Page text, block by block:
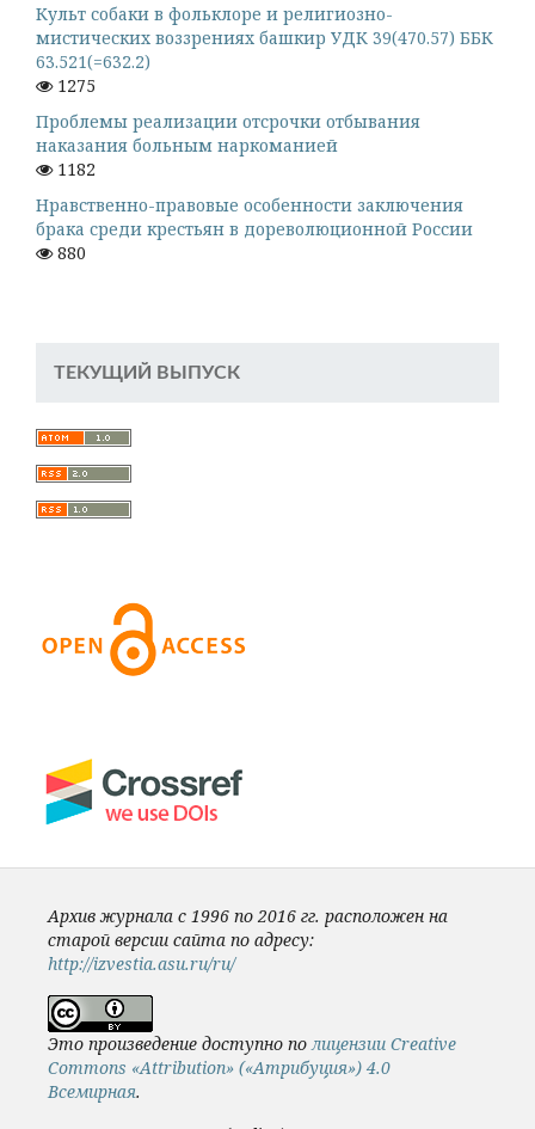
Культ собаки в фольклоре и религиозно-
мистических воззрениях башкир УДК 39(470.57) ББК
63.521(=632.2)
1275
Проблемы реализации отсрочки отбывания
наказания больным наркоманией
1182
Нравственно-правовые особенности заключения
брака среди крестьян в дореволюционной России
880
ТЕКУЩИЙ ВЫПУСК
Архив журнала с 1996 по 2016 гг. расположен на
старой версии сайта по адресу:
http://izvestia.asu.ru/ru/
Это произведение доступно полицензии Creative
Commons «Attribution» («Атрибуция») 4.0
Всемирная.